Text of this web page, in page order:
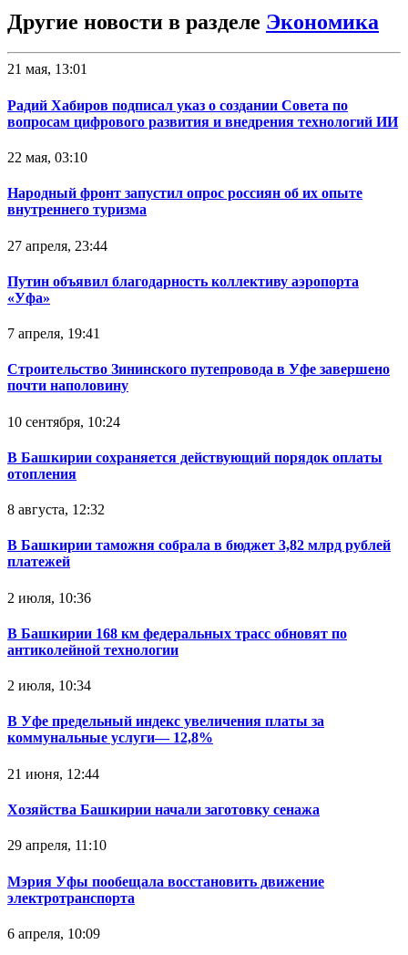
Другие новости в разделе Экономика
21 мая, 13:01
Радий Хабиров подписал указ о создании Совета по
вопросам цифрового развития и внедрения технологий ИИ
22 мая, 03:10
Народный фронт запустил опрос россиян об их опыте
внутреннего туризма
27 апреля, 23:44
Путин объявил благодарность коллективу аэропорта
«Уфа»
7 апреля, 19:41
Строительство Зининского путепровода в Уфе завершено
почти наполовину
10 сентября, 10:24
В Башкирии сохраняется действующий порядок оплаты
отопления
8 августа, 12:32
В Башкирии таможня собрала в бюджет 3,82 млрд рублей
платежей
2 июля, 10:36
В Башкирии 168 км федеральных трасс обновят по
антиколейной технологии
2 июля, 10:34
В Уфе предельный индекс увеличения платы за
коммунальные услуги— 12,8%
21 июня, 12:44
Хозяйства Башкирии начали заготовку сенажа
29 апреля, 11:10
Мэрия Уфы пообещала восстановить движение
электротранспорта
6 апреля, 10:09